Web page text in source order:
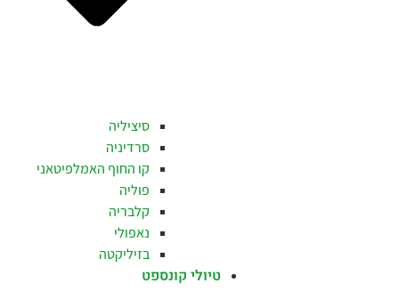
סיציליה
סרדיניה
קו החוף האמלפיטאני
פוליה
קלבריה
נאפולי
בזיליקטה
טיולי קונספט